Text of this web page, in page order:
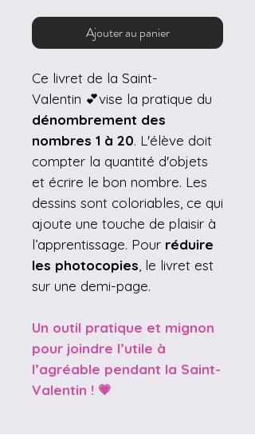
Ajouter au panier
Ce livret de la Saint-
Valentin 💕vise la pratique du
dénombrement des
nombres 1 à 20. L'élève doit
compter la quantité d'objets
et écrire le bon nombre. Les
dessins sont coloriables, ce qui
ajoute une touche de plaisir à
l’apprentissage. Pour réduire
les photocopies, le livret est
sur une demi-page.
Un outil pratique et mignon
pour joindre l’utile à
l’agréable pendant la Saint-
Valentin ! 💗